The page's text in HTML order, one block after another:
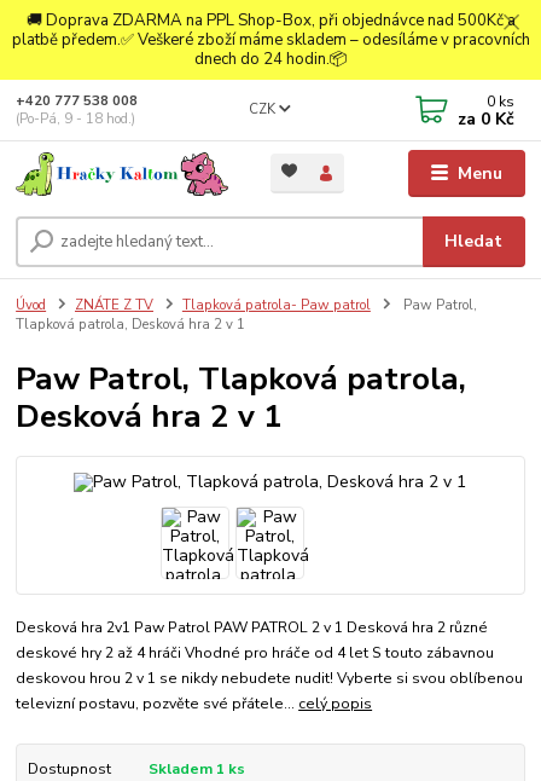
🚚 Doprava ZDARMA na PPL Shop-Box, při objednávce nad 500Kč a
platbě předem.✅ Veškeré zboží máme skladem – odesíláme v pracovních
dnech do 24 hodin.📦
Menu
CZK
Hledat
+420 777 538 008
(Po-Pá, 9 - 18 hod.)
0 ks
za 0 Kč
Úvod ZNÁTE Z TV Tlapková patrola- Paw patrol
Paw Patrol,
Tlapková patrola, Desková hra 2 v 1
Paw Patrol, Tlapková patrola,
Desková hra 2 v 1
Desková hra 2v1 Paw Patrol PAW PATROL 2 v 1 Desková hra 2 různé
deskové hry 2 až 4 hráči Vhodné pro hráče od 4 let S touto zábavnou
deskovou hrou 2 v 1 se nikdy nebudete nudit! Vyberte si svou oblíbenou
televizní postavu, pozvěte své přátele... celý popis
Dostupnost Skladem 1 ks